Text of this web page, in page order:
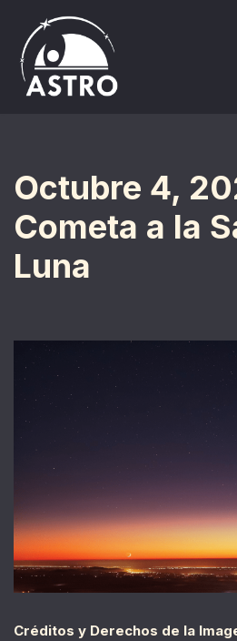
Saltar
al
contenido
Octubre 4,
Cometa a la
Luna
Créditos y Derechos de la